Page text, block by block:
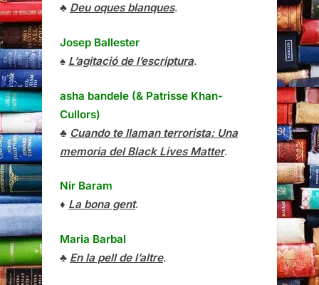
♣ Deu oques blanques.
Josep Ballester
♠ L’agitació de l’escriptura.
asha bandele (& Patrisse Khan-
Cullors)
♣ Cuando te llaman terrorista: Una
memoria del Black Lives Matter.
Nir Baram
♦ La bona gent.
Maria Barbal
♣ En la pell de l’altre.